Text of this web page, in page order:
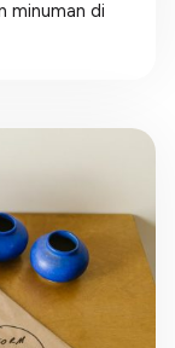
minuman di